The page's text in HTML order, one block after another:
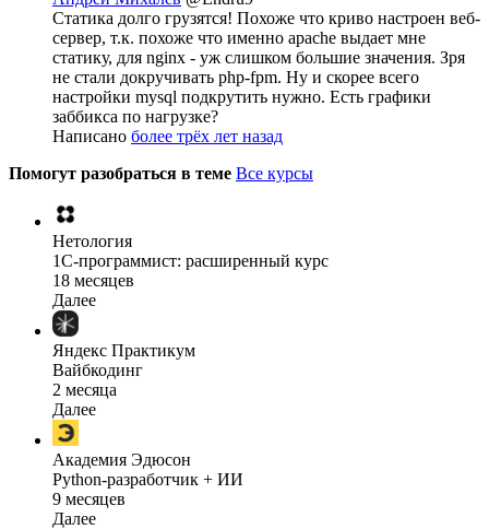
Статика долго грузятся! Похоже что криво настроен веб-
сервер, т.к. похоже что именно apache выдает мне
статику, для nginx - уж слишком большие значения. Зря
не стали докручивать php-fpm. Ну и скорее всего
настройки mysql подкрутить нужно. Есть графики
заббикса по нагрузке?
Написано более трёх лет назад
Помогут разобраться в теме Все курсы
Нетология
1C-программист: расширенный курс
18 месяцев
Далее
Яндекс Практикум
Вайбкодинг
2 месяца
Далее
Академия Эдюсон
Python-разработчик + ИИ
9 месяцев
Далее